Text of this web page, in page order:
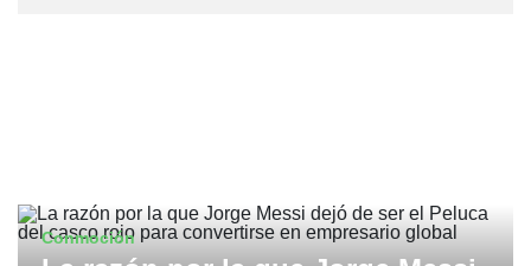
Conmoción